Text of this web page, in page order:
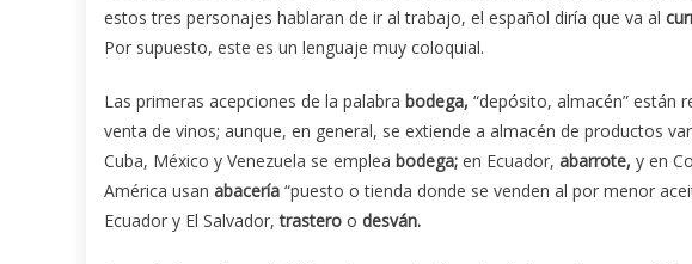
estos tres personajes hablaran de ir al trabajo, el español diría que va al
Por supuesto, este es un lenguaje muy coloquial.
Las primeras acepciones de la palabra bodega, “depósito, almacén” están
venta de vinos; aunque, en general, se extiende a almacén de productos
Cuba, México y Venezuela se emplea bodega; en Ecuador, abarrote, y en
América usan abacería “puesto o tienda donde se venden al por menor
Ecuador y El Salvador,trastero o desván.